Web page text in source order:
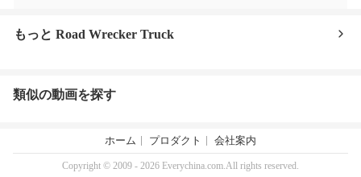
もっと Road Wrecker Truck
類似の動画を探す
ホーム プロダクト 会社案内
Copyright © 2009 - 2026 Everychina.com.All rights reserved.